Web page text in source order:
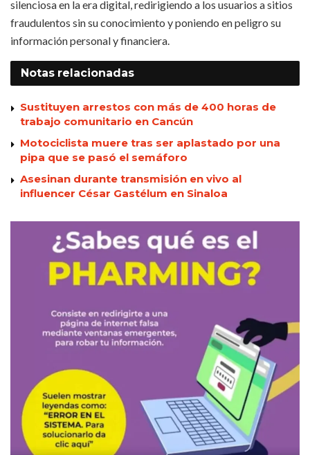
silenciosa en la era digital, redirigiendo a los usuarios a sitios
fraudulentos sin su conocimiento y poniendo en peligro su
información personal y financiera.
Notas relacionadas
Sustituyen arrestos con más de 400 horas de
trabajo comunitario en Cancún
Motociclista muere tras ser aplastado por una
pipa que se pasó el semáforo
Asesinan durante transmisión en vivo al
influencer César Gastélum en Sinaloa